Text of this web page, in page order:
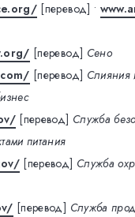
[перевод] •
[перевод] Сено
[перевод] Слияния
[перевод] Служба
питания
[перевод] Служба
[перевод] Служба